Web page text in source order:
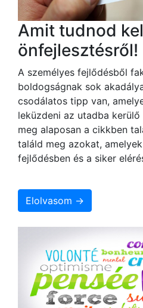
Amit tudnod
önfejlesztésről!
A személyes fejlődésből
boldogságnak sok
csodálatos tipp van,
leküzdeni az utadba
meg alaposan a cikkben
találd meg azokat,
fejlődésben és a siker
Elolvasom →